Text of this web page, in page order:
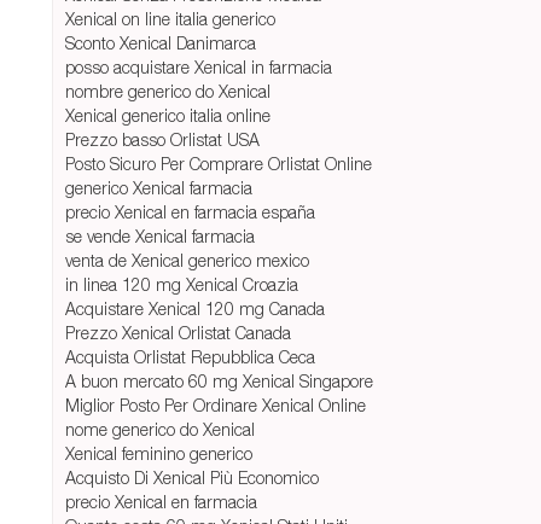
Xenical on line italia generico
Sconto Xenical Danimarca
posso acquistare Xenical in farmacia
nombre generico do Xenical
Xenical generico italia online
Prezzo basso Orlistat USA
Posto Sicuro Per Comprare Orlistat Online
generico Xenical farmacia
precio Xenical en farmacia españa
se vende Xenical farmacia
venta de Xenical generico mexico
in linea 120 mg Xenical Croazia
Acquistare Xenical 120 mg Canada
Prezzo Xenical Orlistat Canada
Acquista Orlistat Repubblica Ceca
A buon mercato 60 mg Xenical Singapore
Miglior Posto Per Ordinare Xenical Online
nome generico do Xenical
Xenical feminino generico
Acquisto Di Xenical Più Economico
precio Xenical en farmacia